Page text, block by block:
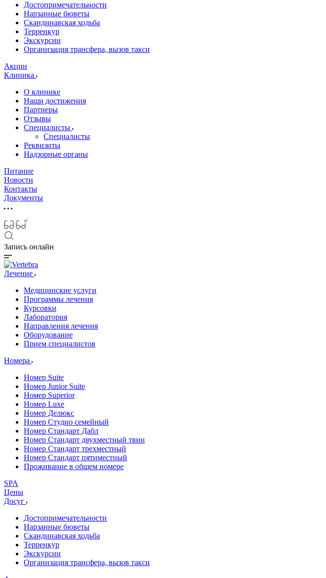
Достопримечательности
Нарзанные бюветы
Скандинавская ходьба
Терренкур
Экскурсии
Организация трансфера, вызов такси
Акции
Клиника
О клинике
Наши достижения
Партнеры
Отзывы
Специалисты
Специалисты
Реквизиты
Надзорные органы
Питание
Новости
Контакты
Документы
Запись онлайн
Лечение
Медицинские услуги
Программы лечения
Курсовки
Лаборатория
Направления лечения
Оборудование
Прием специалистов
Номера
Номер Suite
Номер Junior Suite
Номер Superior
Номер Luxe
Номер Делюкс
Номер Студио семейный
Номер Стандарт Дабл
Номер Стандарт двухместный твин
Номер Стандарт трехместный
Номер Стандарт пятиместный
Проживание в общем номере
SPA
Цены
Досуг
Достопримечательности
Нарзанные бюветы
Скандинавская ходьба
Терренкур
Экскурсии
Организация трансфера, вызов такси